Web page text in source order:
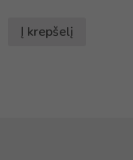
Į krepšelį